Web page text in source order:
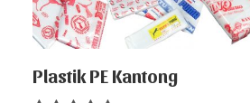
Plastik PE Kantong